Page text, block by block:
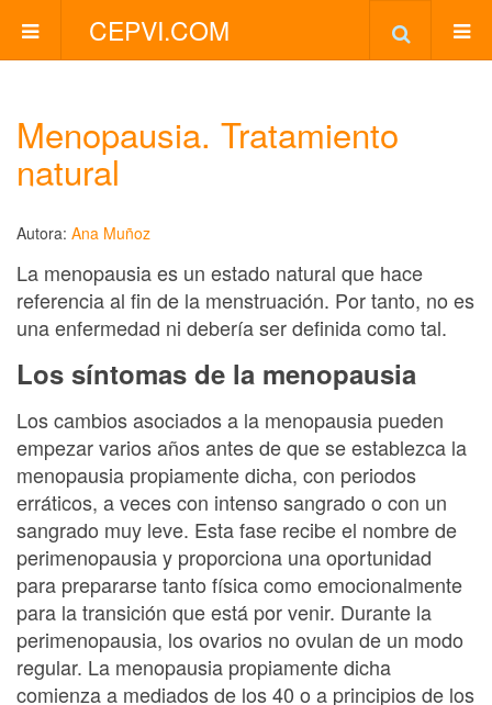
CEPVI.COM
Menopausia. Tratamiento
natural
Autora: Ana Muñoz
La menopausia es un estado natural que hace
referencia al fin de la menstruación. Por tanto, no es
una enfermedad ni debería ser definida como tal.
Los síntomas de la menopausia
Los cambios asociados a la menopausia pueden
empezar varios años antes de que se establezca la
menopausia propiamente dicha, con periodos
erráticos, a veces con intenso sangrado o con un
sangrado muy leve. Esta fase recibe el nombre de
perimenopausia y proporciona una oportunidad
para prepararse tanto física como emocionalmente
para la transición que está por venir. Durante la
perimenopausia, los ovarios no ovulan de un modo
regular. La menopausia propiamente dicha
comienza a mediados de los 40 o a principios de los